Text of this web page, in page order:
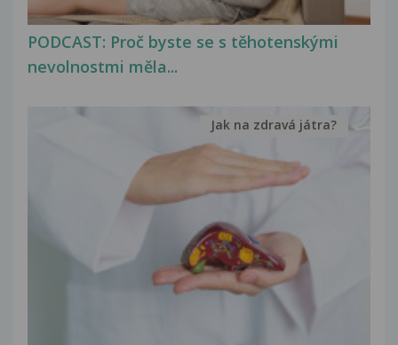
PODCAST: Proč byste se s těhotenskými
nevolnostmi měla...
Jak na zdravá játra?